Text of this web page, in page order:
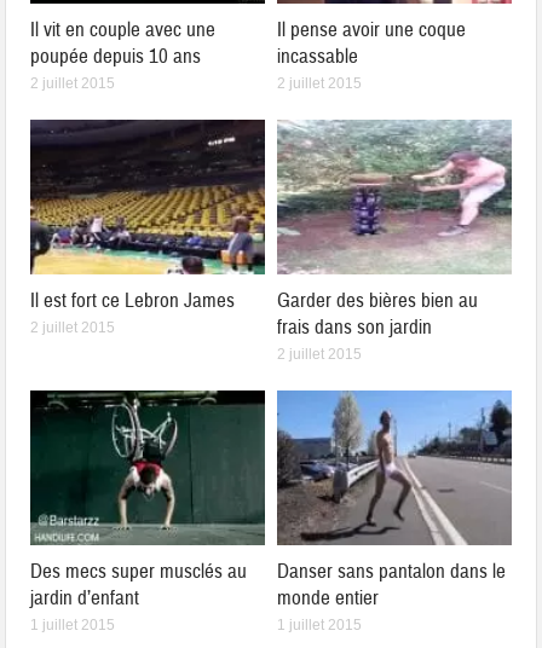
Il vit en couple avec une
poupée depuis 10 ans
2 juillet 2015
Il pense avoir une coque
incassable
2 juillet 2015
Il est fort ce Lebron James
2 juillet 2015
Garder des bières bien au
frais dans son jardin
2 juillet 2015
Des mecs super musclés au
jardin d’enfant
1 juillet 2015
Danser sans pantalon dans le
monde entier
1 juillet 2015